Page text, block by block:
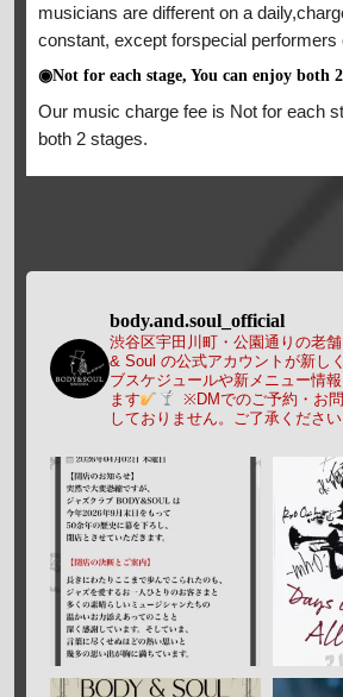
musicians are different on a
constant, except forspecial performers
◉Not for each stage, You can enjoy both 2
Our music charge fee is Not for each
both 2 stages.
body.and.soul_official
渋谷区宇田川町・公園通りの老
& Soul の公式アカウントが新し
ブスケジュールや新メニュー情
ます
※DMでのご予約・お
しておりません。ご了承ください